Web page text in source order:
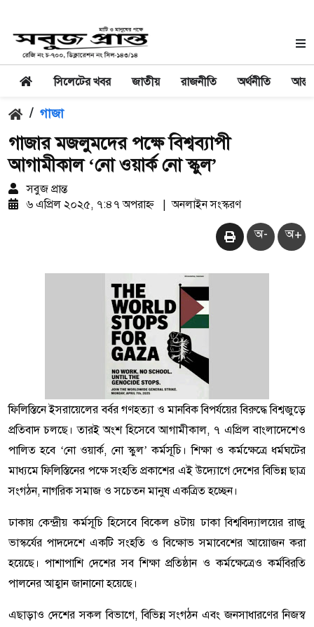
সিলেটের খবর জাতীয় রাজনীতি অর্থনীতি
/ গাজা
গাজার মজলুমদের পক্ষে বিশ্বব্যাপী
আগামীকাল ‘নো ওয়ার্ক নো স্কুল’
সবুজ প্রান্ত
৬ এপ্রিল ২০২৫, ৭:৪৭ অপরাহ্ন
অনলাইন সংস্করণ
অ- অ+
ফিলিস্তিনে ইসরায়েলের বর্বর গণহত্যা ও মানবিক বিপর্যয়ের বিরুদ্ধে বিশ্বজুড়ে
প্রতিবাদ চলছে। তারই অংশ হিসেবে আগামীকাল, ৭ এপ্রিল বাংলাদেশেও
পালিত হবে ‘নো ওয়ার্ক, নো স্কুল’ কর্মসূচি। শিক্ষা ও কর্মক্ষেত্রে ধর্মঘটের
মাধ্যমে ফিলিস্তিনের পক্ষে সংহতি প্রকাশের এই উদ্যোগে দেশের বিভিন্ন ছাত্র
সংগঠন, নাগরিক সমাজ ও সচেতন মানুষ একত্রিত হচ্ছেন।
ঢাকায় কেন্দ্রীয় কর্মসূচি হিসেবে বিকেল ৪টায় ঢাকা বিশ্ববিদ্যালয়ের রাজু
ভাস্কর্যের পাদদেশে একটি সংহতি ও বিক্ষোভ সমাবেশের আয়োজন করা
হয়েছে। পাশাপাশি দেশের সব শিক্ষা প্রতিষ্ঠান ও কর্মক্ষেত্রেও কর্মবিরতি
পালনের আহ্বান জানানো হয়েছে।
এছাড়াও দেশের সকল বিভাগে, বিভিন্ন সংগঠন এবং জনসাধারণের নিজস্ব